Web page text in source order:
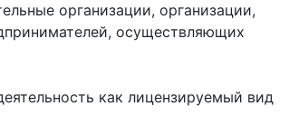
организации, организации,
осуществляющих
как лицензируемый вид